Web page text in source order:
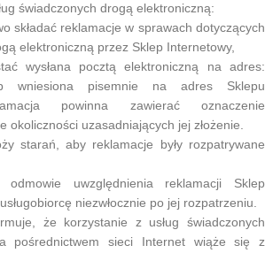
świadczonych drogą elektroniczną:
składać reklamacje w sprawach dotyczących
elektroniczną przez Sklep Internetowy,
wysłana pocztą elektroniczną na adres:
wniesiona pisemnie na adres Sklepu
powinna zawierać oznaczenie
okoliczności uzasadniających jej złożenie.
starań, aby reklamacje były rozpatrywane
uwzględnienia reklamacji Sklep
niezwłocznie po jej rozpatrzeniu.
że korzystanie z usług świadczonych
pośrednictwem sieci Internet wiąże się z